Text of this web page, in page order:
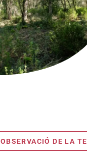
OBSERVACIÓ DE LA
Canvi